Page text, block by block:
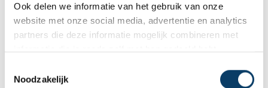
Ook delen we informatie van het gebruik van onze
website met onze social media, advertentie en analytics
partners die deze informatie mogelijk combineren met
Noodzakelijk
Teleferico Quito